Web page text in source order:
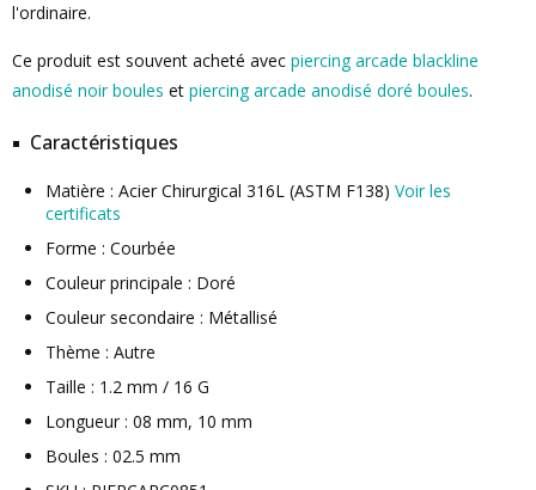
l'ordinaire.
Ce produit est souvent acheté avec piercing arcade blackline
anodisé noir boules et piercing arcade anodisé doré boules.
Caractéristiques
Matière : Acier Chirurgical 316L (ASTM F138) Voir les
certificats
Forme : Courbée
Couleur principale : Doré
Couleur secondaire : Métallisé
Thème : Autre
Taille : 1.2 mm / 16 G
Longueur : 08 mm, 10 mm
Boules : 02.5 mm